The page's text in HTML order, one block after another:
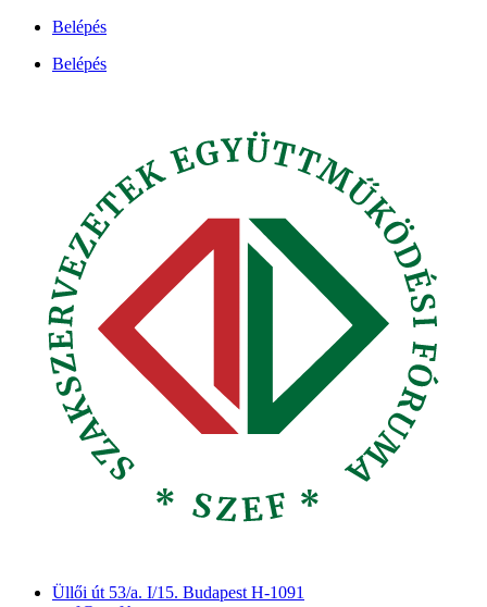
Ugrás
tartalomhoz
Belépés
Belépés
Üllői út 53/a. I/15. Budapest H-1091